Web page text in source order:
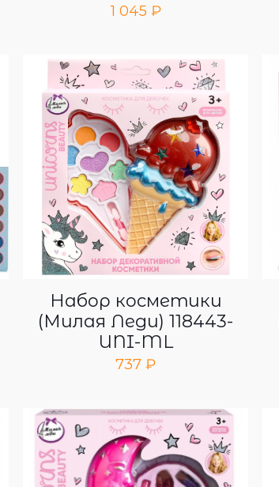
1 045 ₽
Набор косметики
(Милая Леди) 118443-
UNI-ML
737₽